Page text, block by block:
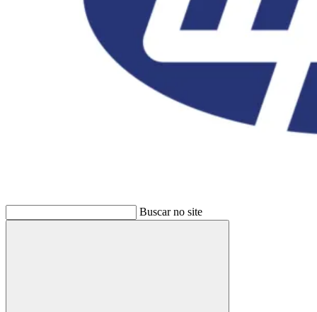
Buscar no site